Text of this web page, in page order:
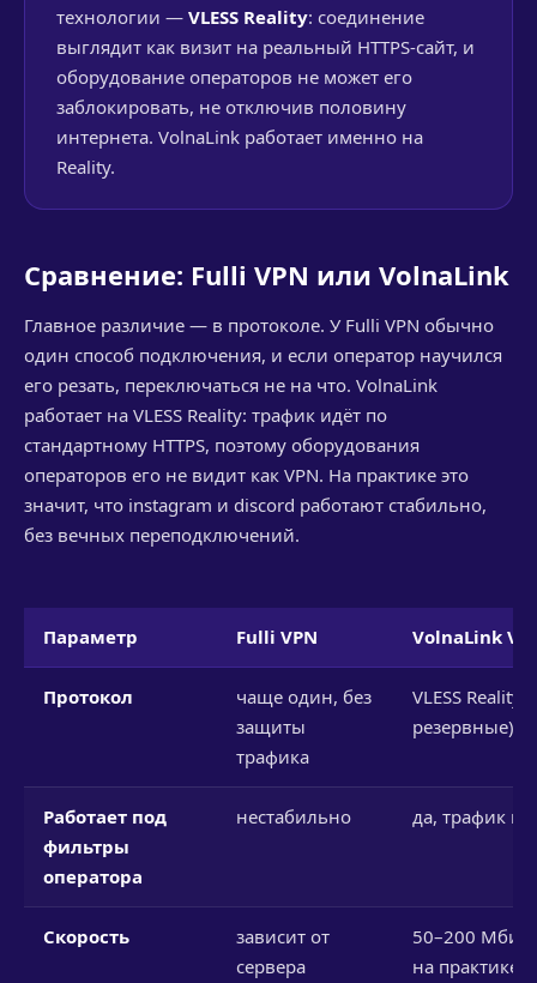
технологии — VLESS Reality: соединение
выглядит как визит на реальный HTTPS-сайт, и
оборудование операторов не может его
заблокировать, не отключив половину
интернета. VolnaLink работает именно на
Reality.
Сравнение: Fulli VPN или VolnaLink
Главное различие — в протоколе. У Fulli VPN обычно
один способ подключения, и если оператор научился
его резать, переключаться не на что. VolnaLink
работает на VLESS Reality: трафик идёт по
стандартному HTTPS, поэтому оборудования
операторов его не видит как VPN. На практике это
значит, что instagram и discord работают стабильно,
без вечных переподключений.
Параметр Fulli VPN VolnaLink
Протокол
чаще один, без
защиты
трафика
VLESS Reality
резервные)
Работает под
фильтры
оператора
нестабильно да, трафик
Скорость
зависит от
сервера
50–200
на практике)